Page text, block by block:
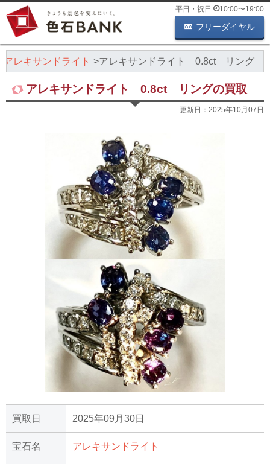
平日・祝日 10:00〜19:00
フリーダイヤル
アレキサンドライト アレキサンドライト 0.8ct リング
アレキサンドライト 0.8ct リングの買取
更新日： 2025年10月07日
買取日 2025年09月30日
宝石名 アレキサンドライト